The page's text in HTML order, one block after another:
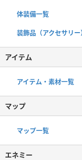
体装備一覧
装飾品（アクセサリ
アイテム
アイテム・素材一覧
マップ
マップ一覧
エネミー